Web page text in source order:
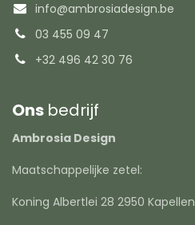
info@ambrosiadesign.be
03 455 09 47
+32 496 42 30 76
Ons bedrijf
Ambrosia Design
Maatschappelijke zetel:
Koning Albertlei 28 2950 Kapellen